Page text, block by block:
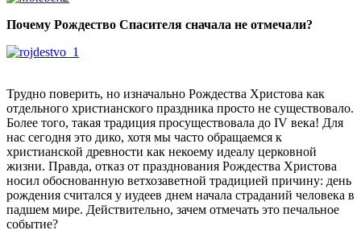
Почему Рождество Спасителя сначала не отмечали?
Трудно поверить, но изначально Рождества Христова как
отдельного христианского праздника просто не существовало.
Более того, такая традиция просуществовала до IV века! Для
нас сегодня это дико, хотя мы часто обращаемся к
христианской древности как некоему идеалу церковной
жизни. Правда, отказ от празднования Рождества Христова
носил обоснованную ветхозаветной традицией причину: день
рождения считался у иудеев днем начала страданий человека в
падшем мире. Действительно, зачем отмечать это печальное
событие?